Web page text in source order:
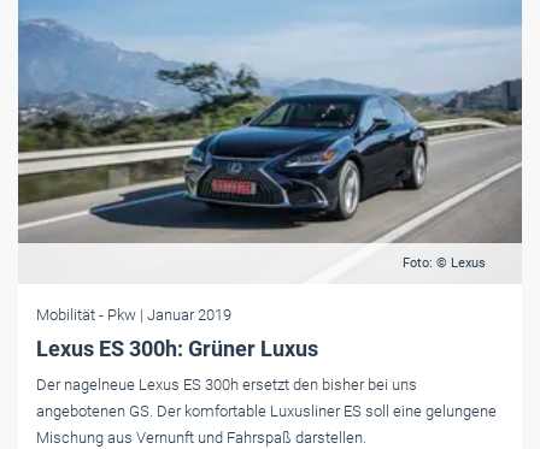
Foto: © Lexus
Mobilität - Pkw | Januar 2019
Lexus ES 300h: Grüner Luxus
Der nagelneue Lexus ES 300h ersetzt den bisher bei uns
angebotenen GS. Der komfortable Luxusliner ES soll eine gelungene
Mischung aus Vernunft und Fahrspaß darstellen.